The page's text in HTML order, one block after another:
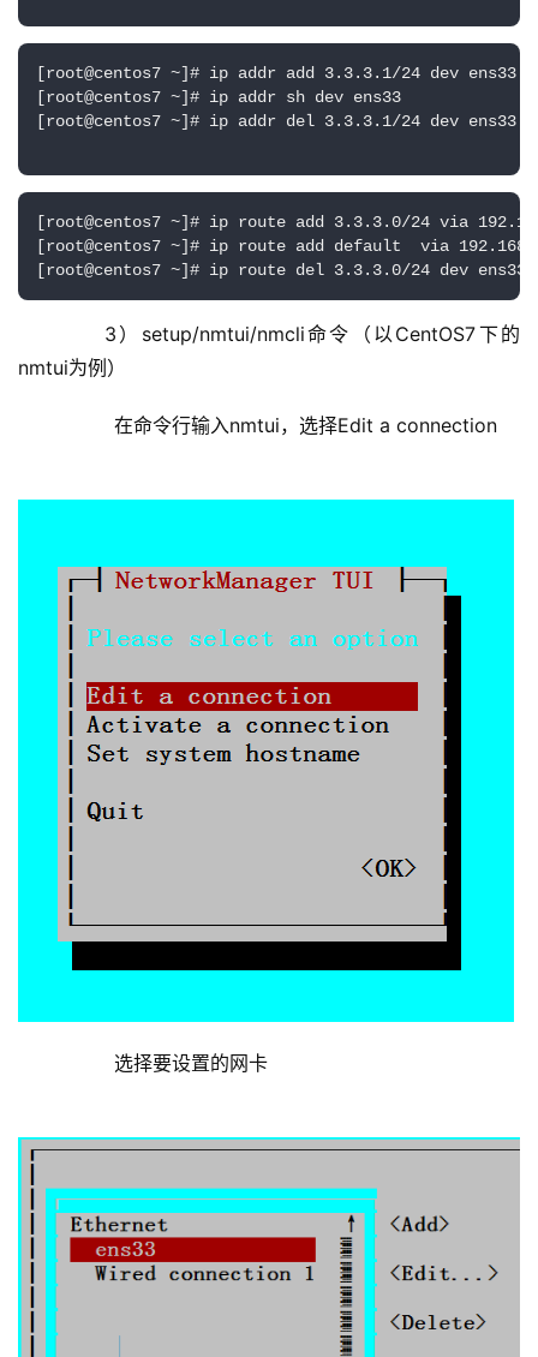
[root@centos7 ~]# ip addr add 3.3.3.1/24 dev
[root@centos7 ~]# ip addr sh dev ens33
[root@centos7 ~]# ip addr del 3.3.3.1/24 dev
[root@centos7 ~]# ip route add 3.3.3.0/24 via
[root@centos7 ~]# ip route add default  via
[root@centos7 ~]# ip route del 3.3.3.0/24 dev
nmtui为例）
	        在命令行输入nmtui，选择Edit a connection
	        选择要设置的网卡